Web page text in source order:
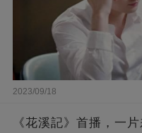
2023/09/18
《花溪記》首播，一